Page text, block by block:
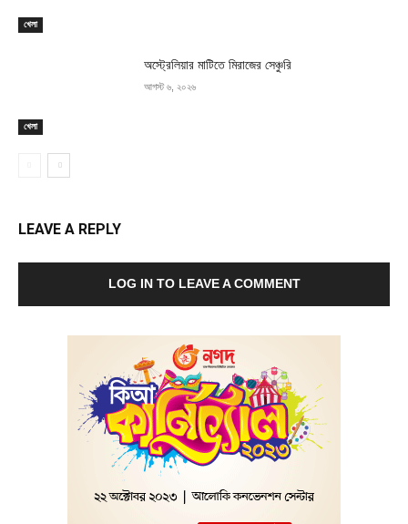
খেলা
খেলা
অস্ট্রেলিয়ার মাটিতে মিরাজের সেঞ্চুরি
আগস্ট ৬, ২০২৬
LEAVE A REPLY
LOG IN TO LEAVE A COMMENT